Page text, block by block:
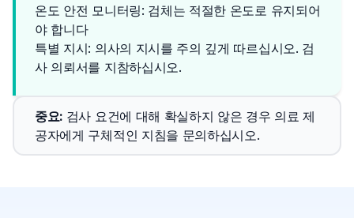
온도 안전 모니터링: 검체는 적절한 온도로 유지되어
야 합니다
특별 지시: 의사의 지시를 주의 깊게 따르십시오. 검
사 의뢰서를 지참하십시오.
중요: 검사 요건에 대해 확실하지 않은 경우 의료 제
공자에게 구체적인 지침을 문의하십시오.